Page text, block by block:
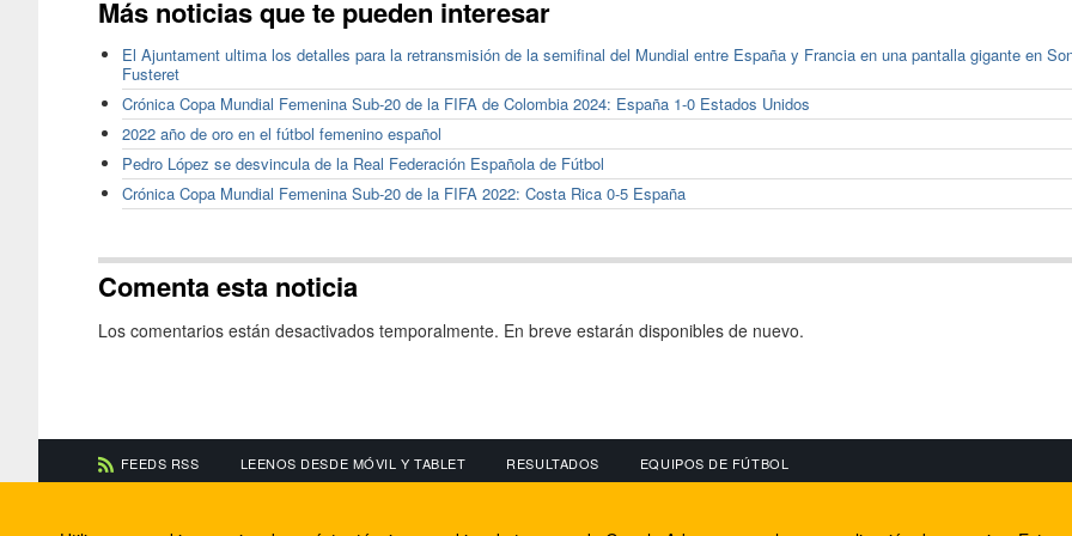
Más noticias que te pueden interesar
El Ajuntament ultima los detalles para la retransmisión de la semifinal del Mundial entre España y Francia en una pantalla gigante en
Fusteret
Crónica Copa Mundial Femenina Sub-20 de la FIFA de Colombia 2024: España 1-0 Estados Unidos
2022 año de oro en el fútbol femenino español
Pedro López se desvincula de la Real Federación Española de Fútbol
Crónica Copa Mundial Femenina Sub-20 de la FIFA 2022: Costa Rica 0-5 España
Comenta esta noticia
Los comentarios están desactivados temporalmente. En breve estarán disponibles de nuevo.
FEEDS RSS LEENOS DESDE MÓVIL Y TABLET RESULTADOS EQUIPOS DE FÚTBOL